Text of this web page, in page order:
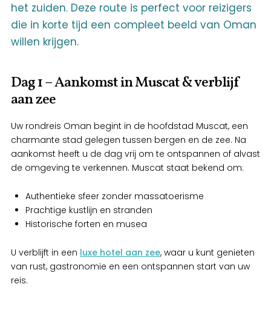
het zuiden. Deze route is perfect voor reizigers
die in korte tijd een compleet beeld van Oman
willen krijgen.
Dag 1 – Aankomst in Muscat & verblijf
aan zee
Uw rondreis Oman begint in de hoofdstad Muscat, een
charmante stad gelegen tussen bergen en de zee. Na
aankomst heeft u de dag vrij om te ontspannen of alvast
de omgeving te verkennen. Muscat staat bekend om:
Authentieke sfeer zonder massatoerisme
Prachtige kustlijn en stranden
Historische forten en musea
U verblijft in een luxe hotel aan zee, waar u kunt genieten
van rust, gastronomie en een ontspannen start van uw
reis.